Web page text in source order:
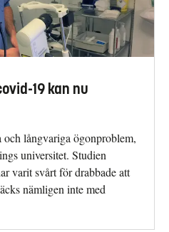
19 kan nu
långvariga ögonproblem,
universitet. Studien
varit svårt för drabbade att
nämligen inte med